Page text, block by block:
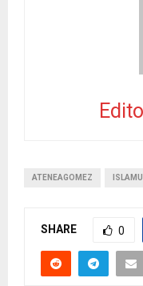
ATENEAGOMEZ
SHARE 0